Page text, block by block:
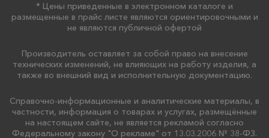
* Цены приведенные в электронном каталоге и
размещенные в прайс листе являются ориентировочными и
не являются публичной офертой
Производитель оставляет за собой право на внесение
технических изменений, не влияющих на работу изделия, а
также во внешний вид и исполнительную документацию.
Справочно-информационные и аналитические материалы, в
частности, информация о товарах и услугах, размещённые
на настоящем сайте, не является рекламой согласно
Федеральному закону "О рекламе" от 13.03.2006 № 38-ФЗ.